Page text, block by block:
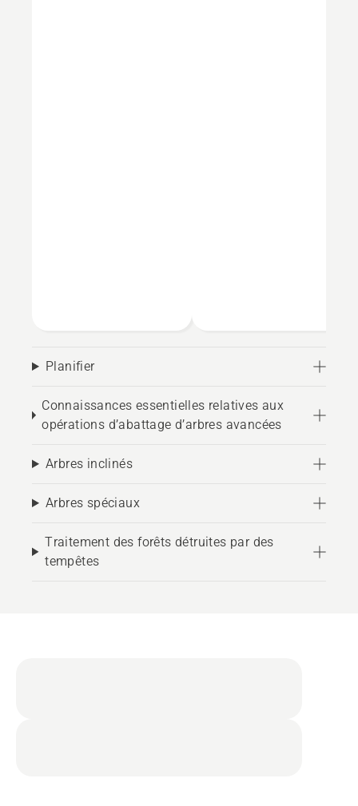
Planifier
Connaissances essentielles relatives aux
opérations d’abattage d’arbres avancées
Arbres inclinés
Arbres spéciaux
Traitement des forêts détruites par des
tempêtes